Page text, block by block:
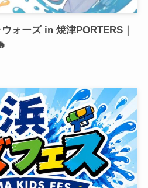
ォーズ in 焼津PORTERS｜